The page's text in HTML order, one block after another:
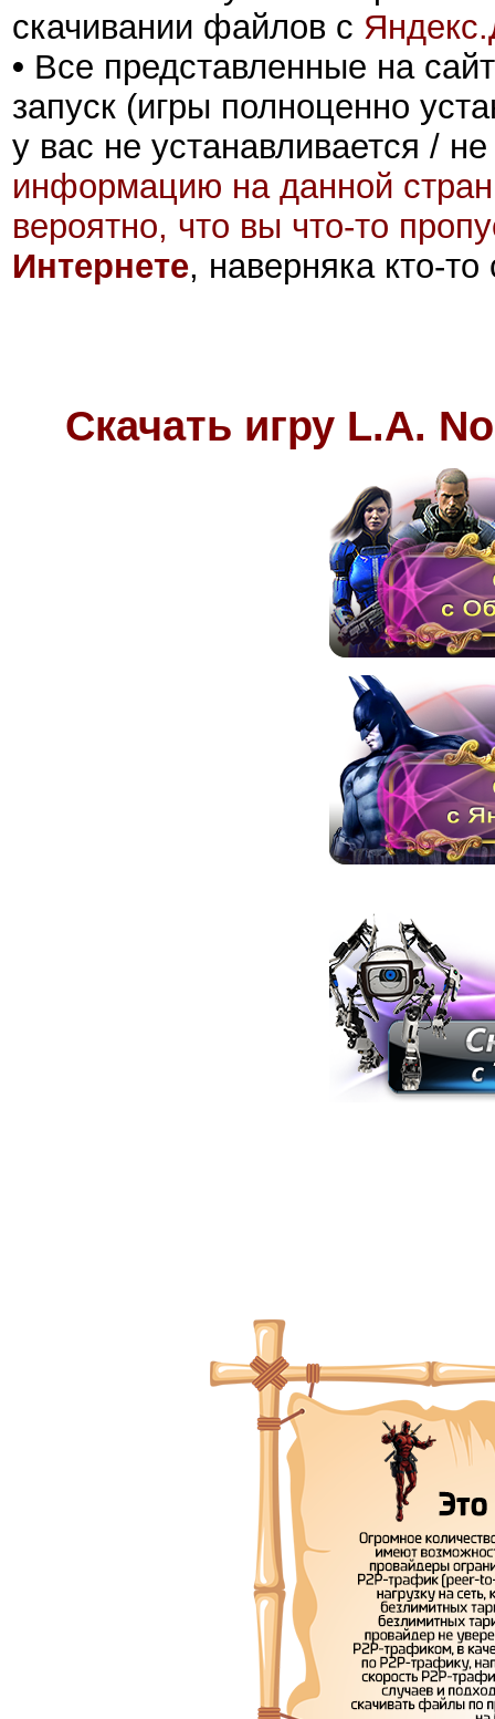
скачивании файлов с
• Все представленные на
запуск (игры полноценно
у вас не устанавливается /
информацию на данной
вероятно, что вы что-то
Интернете, наверняка кто-
Скачать игру L.A.